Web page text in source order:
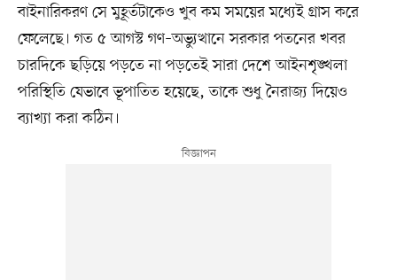
বাইনারিকরণ সে মুহূর্তটাকেও খুব কম সময়ের মধ্যেই গ্রাস করে
ফেলেছে। গত ৫ আগস্ট গণ–অভ্যুত্থানে সরকার পতনের খবর
চারদিকে ছড়িয়ে পড়তে না পড়তেই সারা দেশে আইনশৃঙ্খলা
পরিস্থিতি যেভাবে ভূপাতিত হয়েছে, তাকে শুধু নৈরাজ্য দিয়েও
ব্যাখ্যা করা কঠিন।